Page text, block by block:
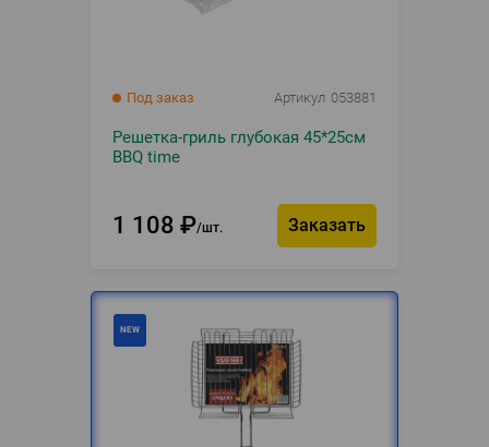
Под заказ Артикул 053881
Решетка-гриль глубокая 45*25см
BBQ time
1 108 ₽ шт. Заказать